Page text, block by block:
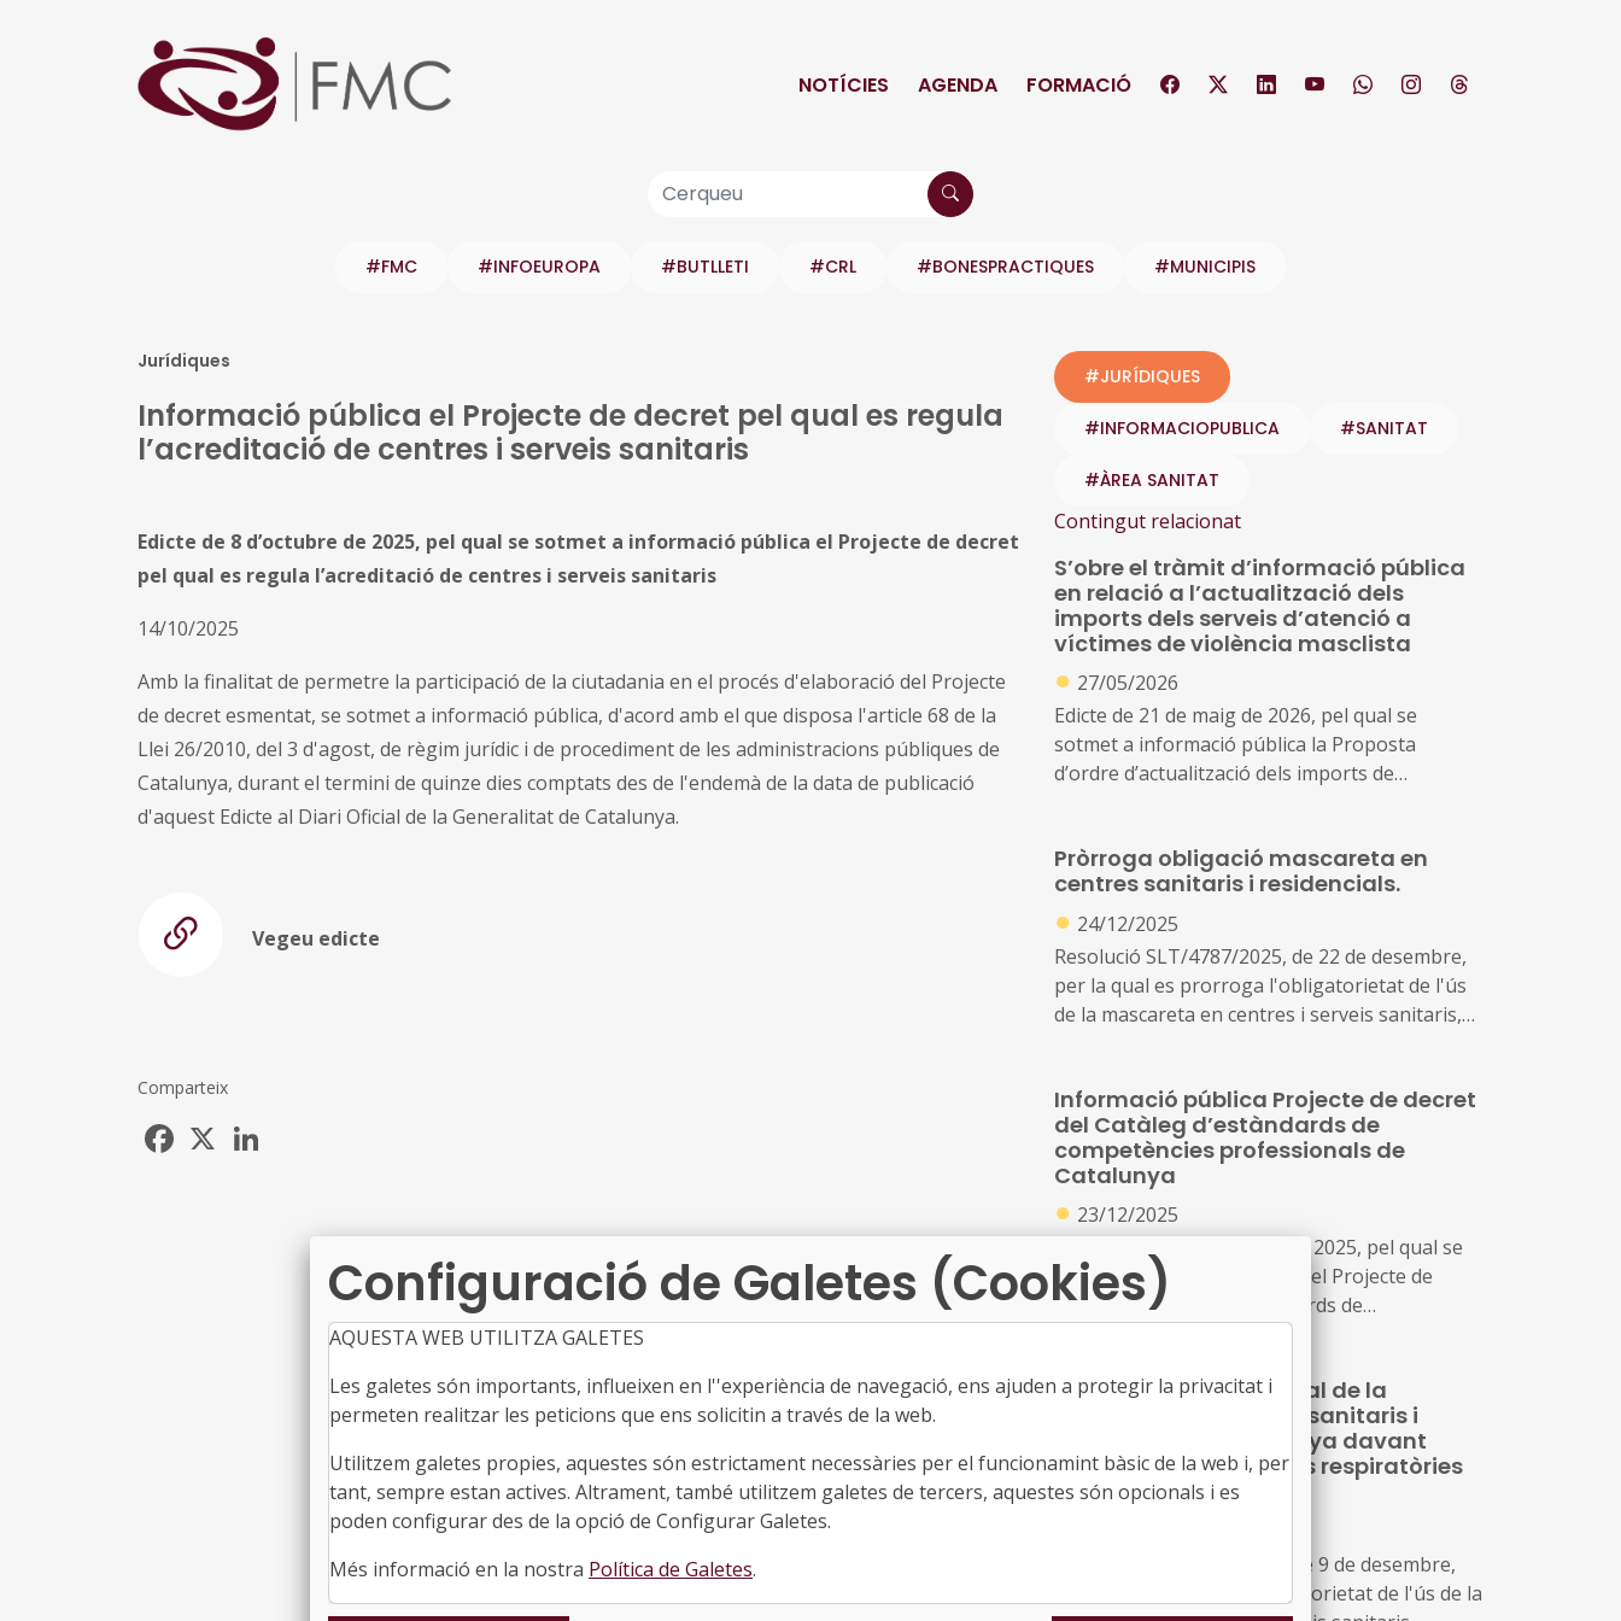
NOTÍCIES AGENDA FORMACIÓ
#FMC #INFOEUROPA #BUTLLETI #CRL #BONESPRACTIQUES #MUNICIPIS
Jurídiques
Informació pública el Projecte de decret pel qual es regula
l’acreditació de centres i serveis sanitaris
Edicte de 8 d’octubre de 2025, pel qual se sotmet a informació pública el Projecte de decret
pel qual es regula l’acreditació de centres i serveis sanitaris
14/10/2025
Amb la finalitat de permetre la participació de la ciutadania en el procés d'elaboració del Projecte
de decret esmentat, se sotmet a informació pública, d'acord amb el que disposa l'article 68 de la
Llei 26/2010, del 3 d'agost, de règim jurídic i de procediment de les administracions públiques de
Catalunya, durant el termini de quinze dies comptats des de l'endemà de la data de publicació
d'aquest Edicte al Diari Oficial de la Generalitat de Catalunya.
Vegeu edicte
Comparteix
Facebook
#JURÍDIQUES
#INFORMACIOPUBLICA #SANITAT
#ÀREA SANITAT
Contingut relacionat
S’obre el tràmit d’informació pública
en relació a l’actualització dels
imports dels serveis d’atenció a
víctimes de violència masclista
● 27/05/2026
Edicte de 21 de maig de 2026, pel qual se
sotmet a informació pública la Proposta
d’ordre d’actualització dels imports de
que pateixen violència masclista
Pròrroga obligació mascareta en
centres sanitaris i residencials.
● 24/12/2025
Resolució SLT/4787/2025, de 22 de desembre,
per la qual es prorroga l'obligatorietat de l'ús
de la mascareta en centres i serveis sanitaris,
el control d'infeccions
Informació pública Projecte de decret
del Catàleg d’estàndards de
competències professionals de
Catalunya
● 23/12/2025
Edicte de 12 de desembre de 2025, pel qual se
sotmet a informació pública el Projecte de
decret del Catàleg d’estàndards de
competències professionals de Catalunya
Obligatorietat temporal de la
mascareta en centres sanitaris i
residencials a Catalunya davant
l’epidèmia d’infeccions respiratòries
agudes
Resolució SLT/4584/2025, de 9 de desembre,
per la qual s'adopta l'obligatorietat de l'ús de la
Configuració de Galetes (Cookies)
AQUESTA WEB UTILITZA GALETES
Les galetes són importants, influeixen en l''experiència de navegació, ens ajuden a protegir la privacitat i
permeten realitzar les peticions que ens solicitin a través de la web.
Utilitzem galetes propies, aquestes són estrictament necessàries per el funcionamint bàsic de la web i, per
tant, sempre estan actives. Altrament, també utilitzem galetes de tercers, aquestes són opcionals i es
poden configurar des de la opció de Configurar Galetes.
Més informació en la nostra Política de Galetes.